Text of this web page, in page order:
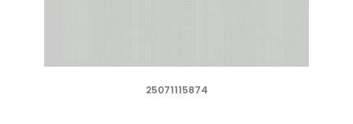
25071115874